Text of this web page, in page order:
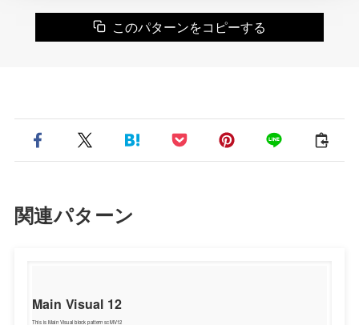
このパターンをコピーする
関連パターン